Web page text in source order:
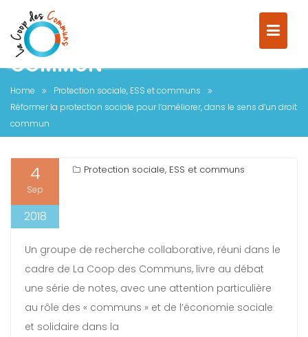
SOCIALE POUR L’AMÉLIORER,
DANS LE SENS D’UN DROIT
COMMUN
Home
Protection sociale, ESS et communs
Réformer la protection sociale pour l’améliorer, dans le sens d’un droit
commun
4
Sep
2018
Protection sociale, ESS et communs
Un groupe de recherche collaborative, réuni dans le
cadre de La Coop des Communs, livre au débat
une série de notes, avec une attention particulière
au rôle des « communs » et de l’économie sociale
et solidaire dans la